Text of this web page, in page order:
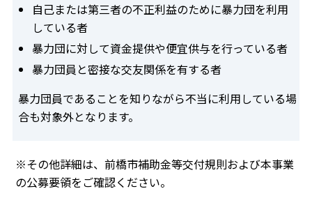
自己または第三者の不正利益のために暴力団を利用
している者
暴力団に対して資金提供や便宜供与を行っている者
暴力団員と密接な交友関係を有する者
暴力団員であることを知りながら不当に利用している場
合も対象外となります。
※その他詳細は、前橋市補助金等交付規則および本事業
の公募要領をご確認ください。